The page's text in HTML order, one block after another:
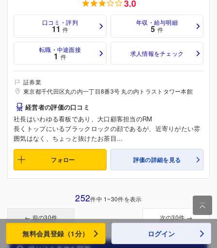
3.0
口コミ・評判
11 件
年収・給与明細
5 件
転職・中途面接
1 件 求人情報をチェック
証券業
東京都千代田区丸の内一丁目8番3号 丸の内トラストタワー本館
経営者の評価の口コミ
社長はいわゆる看板であり、大口顧客担当のRM
長くトップにいるブラックロックの顔であるが、近寄りがたい雰
囲気はなく、ちょっと抜けたお茶目...
フォロー 評価の詳細を見る
252件中 1~30件を表示
← 前の30件 次の30件 →

無料会員登録（1分） ログイン